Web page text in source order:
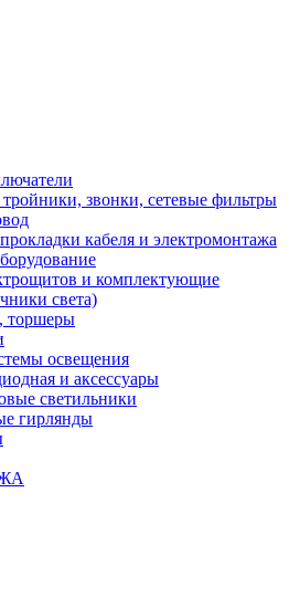
звонки, сетевые фильтры
кабеля и электромонтажа
и комплектующие
света)
торшеры
освещения
и аксессуары
светильники
гирлянды